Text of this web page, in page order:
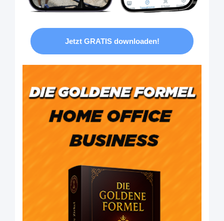
Jetzt GRATIS downloaden!